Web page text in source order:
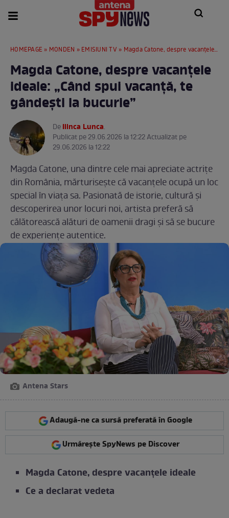
HOMEPAGE » MONDEN » EMISIUNI TV » Magda Catone, despre vacanțele ideale: „Când spui vacanță, te gândești la bucurie”
Magda Catone, despre vacanțele
ideale: „Când spui vacanță, te
gândești la bucurie”
DeIlinca Lunca.
Publicat pe 29.06.2026 la 12:22 Actualizat pe
29.06.2026 la 12:22
Magda Catone, una dintre cele mai apreciate actrițe
din România, mărturisește că vacanțele ocupă un loc
special în viața sa. Pasionată de istorie, cultură și
descoperirea unor locuri noi, artista preferă să
călătorească alături de oamenii dragi și să se bucure
de experiențe autentice.
Antena Stars
Adaugă-ne ca sursă preferată în Google
Urmărește SpyNews pe Discover
Magda Catone, despre vacanțele ideale
Ce a declarat vedeta